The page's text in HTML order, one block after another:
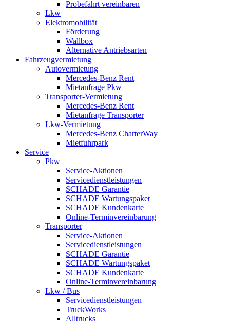
Probefahrt vereinbaren
Lkw
Elektromobilität
Förderung
Wallbox
Alternative Antriebsarten
Fahrzeugvermietung
Autovermietung
Mercedes-Benz Rent
Mietanfrage Pkw
Transporter-Vermietung
Mercedes-Benz Rent
Mietanfrage Transporter
Lkw-Vermietung
Mercedes-Benz CharterWay
Mietfuhrpark
Service
Pkw
Service-Aktionen
Servicedienstleistungen
SCHADE Garantie
SCHADE Wartungspaket
SCHADE Kundenkarte
Online-Terminvereinbarung
Transporter
Service-Aktionen
Servicedienstleistungen
SCHADE Garantie
SCHADE Wartungspaket
SCHADE Kundenkarte
Online-Terminvereinbarung
Lkw / Bus
Servicedienstleistungen
TruckWorks
Alltrucks